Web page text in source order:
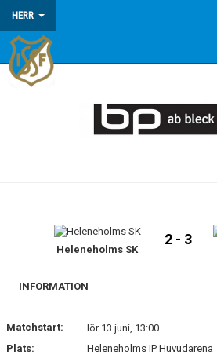
HERR
HEM
Heleneholms SK
2 - 3
INFORMATION
Matchstart:
lör 13 juni, 13:00
Plats:
Heleneholms IP Huvudarena